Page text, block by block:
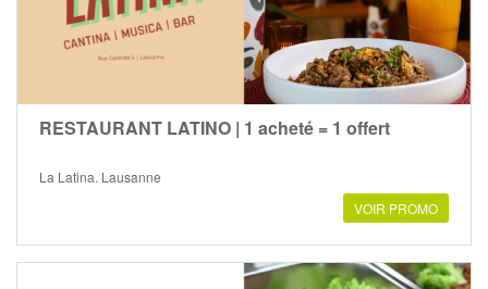
RESTAURANT LATINO | 1 acheté = 1 offert
La Latina, Lausanne
VOIR PROMO